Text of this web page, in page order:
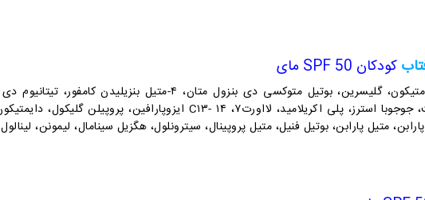
کودکان SPF 50 مای
متیل پارابن، بوتیل فنیل، متیل پروپینال، سیترونلول، هگزیل سینامال، لیمونن، لینالول